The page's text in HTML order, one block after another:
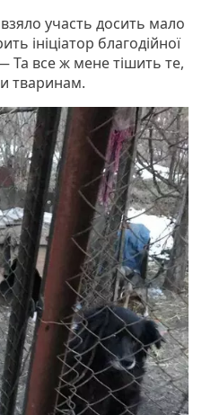
участь досить мало
ініціатор благодійної
Та все ж мене тішить те,
тваринам.